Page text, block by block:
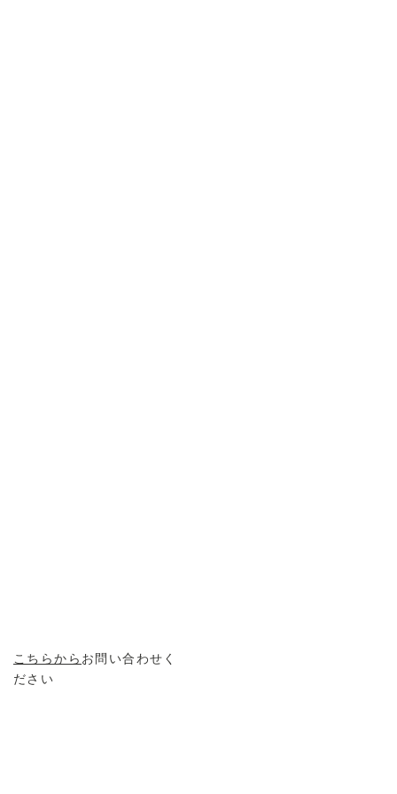
こちらから お問い合わせく
ださい